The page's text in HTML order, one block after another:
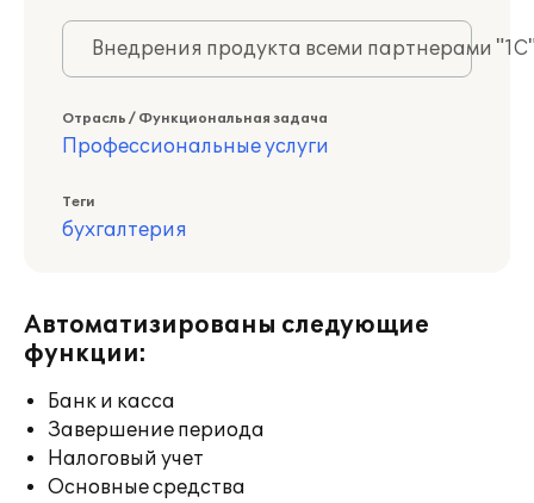
Внедрения продукта всеми партнерами
Отрасль / Функциональная задача
Профессиональные услуги
Теги
бухгалтерия
Автоматизированы следующие
функции:
Банк и касса
Завершение периода
Налоговый учет
Основные средства